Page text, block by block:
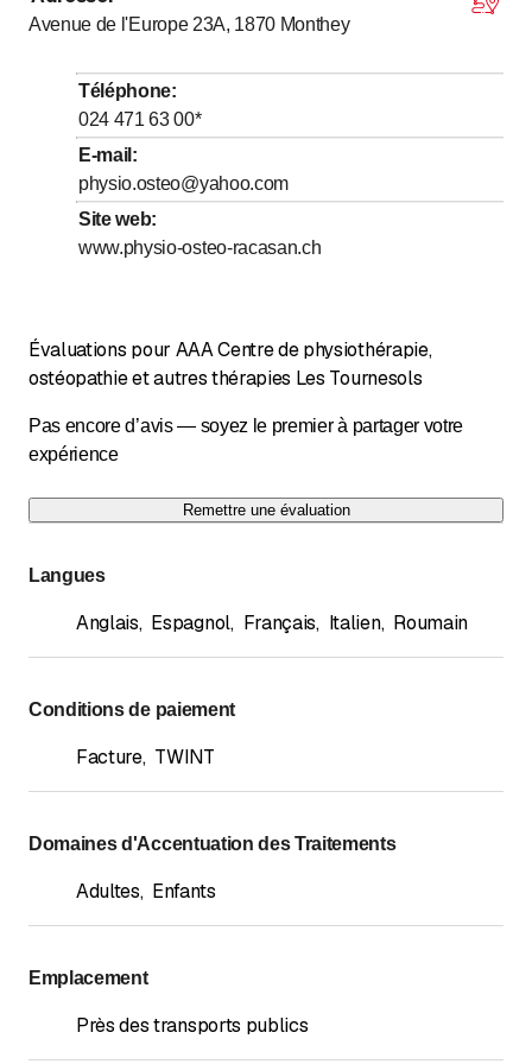
Mardi
Mercredi
8:00- jusqu’à
20:00
Jeudi
Vendredi
Samedi
Dimanche
Avenue de l'Europe 23A, 1870 Monthey
Téléphone:
024 471 63 00*
E-mail :
physio.osteo@yahoo.com
Site web:
www.physio-osteo-racasan.ch
Évaluations pour AAA Centre de physiothérapie,
ostéopathie et autres thérapies Les Tournesols
Pas encore d’avis — soyez le premier à partager votre
expérience
Remettre une évaluation
Langues
Anglais, Espagnol, Français, Italien, Roumain
Conditions de paiement
Facture, TWINT
Domaines d'Accentuation des Traitements
Adultes, Enfants
Emplacement
Près des transports publics